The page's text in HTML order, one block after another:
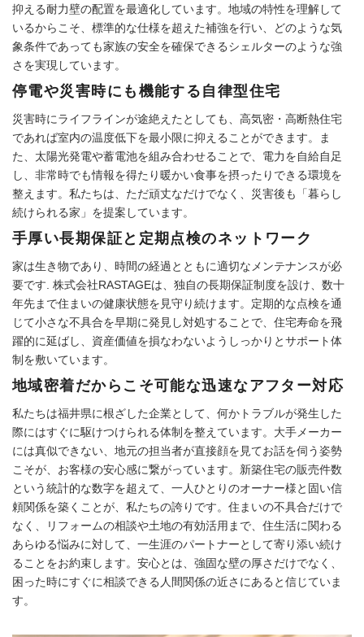
抑える耐力壁の配置を最適化しています。地域の特性を理解して
いるからこそ、標準的な仕様を超えた補強を行い、どのような気
象条件であっても家族の安全を確保できるシェルターのような強
さを実現しています。
停電や災害時にも機能する自律型住宅
災害時にライフラインが途絶えたとしても、高気密・高断熱住宅
であれば室内の温度低下を最小限に抑えることができます。ま
た、太陽光発電や蓄電池を組み合わせることで、電力を自給自足
し、非常時でも情報を得たり暖かい食事を摂ったりできる環境を
整えます。私たちは、ただ頑丈なだけでなく、災害後も「暮らし
続けられる家」を提案しています。
手厚い長期保証と定期点検のネットワーク
家は生き物であり、時間の経過とともに適切なメンテナンスが必
要です. 株式会社RASTAGEは、独自の長期保証制度を設け、数十
年先まで住まいの健康状態を見守り続けます。定期的な点検を通
じて小さな不具合を早期に発見し対処することで、住宅寿命を飛
躍的に延ばし、資産価値を損なわないようしっかりとサポート体
制を敷いています。
地域密着だからこそ可能な迅速なアフター対応
私たちは福井県に根ざした企業として、何かトラブルが発生した
際にはすぐに駆けつけられる体制を整えています。大手メーカー
には真似できない、地元の担当者が直接顔を見てお話を伺う姿勢
こそが、お客様の安心感に繋がっています。新築住宅の販売件数
という統計的な数字を超えて、一人ひとりのオーナー様と固い信
頼関係を築くことが、私たちの誇りです。住まいの不具合だけで
なく、リフォームの相談や土地の有効活用まで、住生活に関わる
あらゆる悩みに対して、一生涯のパートナーとして寄り添い続け
ることをお約束します。安心とは、強固な壁の厚さだけでなく、
困った時にすぐに相談できる人間関係の近さにあると信じていま
す。